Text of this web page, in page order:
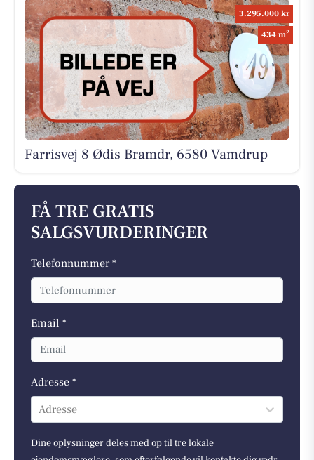
3.295.000 kr
434 m2
Farrisvej 8 Ødis Bramdr, 6580 Vamdrup
FÅ TRE GRATIS
SALGSVURDERINGER
Telefonnummer *
Email *
Adresse *
Adresse
Dine oplysninger deles med op til tre lokale